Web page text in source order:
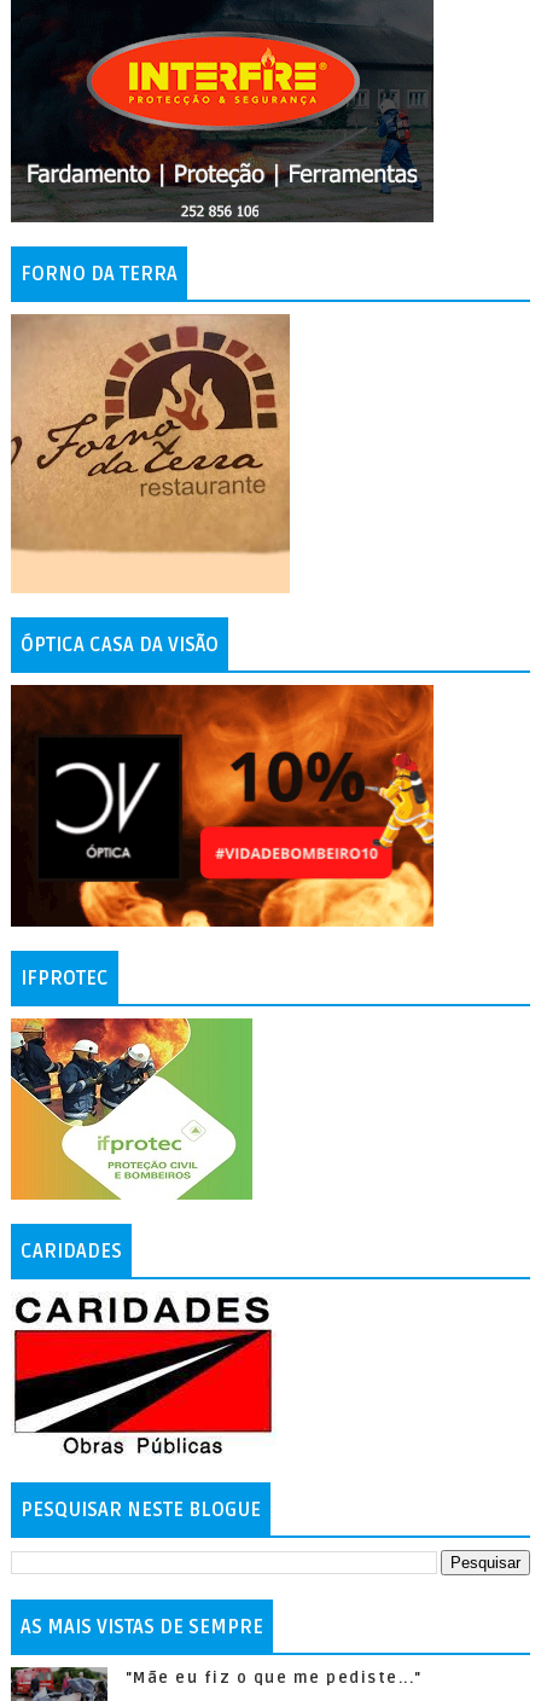
FORNO DA TERRA
ÓPTICA CASA DA VISÃO
IFPROTEC
CARIDADES
PESQUISAR NESTE BLOGUE
AS MAIS VISTAS DE SEMPRE
"Mãe eu fiz o que me pediste..."